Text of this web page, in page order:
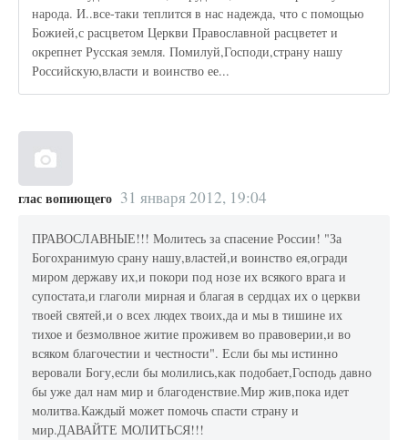
народа. И..все-таки теплится в нас надежда, что с помощью
Божией,с расцветом Церкви Православной расцветет и
окрепнет Русская земля. Помилуй,Господи,страну нашу
Российскую,власти и воинство ее...
глас вопиющего 31 января 2012, 19:04
ПРАВОСЛАВНЫЕ!!! Молитесь за спасение России! "За
Богохранимую срану нашу,властей,и воинство ея,огради
миром державу их,и покори под нозе их всякого врага и
супостата,и глаголи мирная и благая в сердцах их о церкви
твоей святей,и о всех людех твоих,да и мы в тишине их
тихое и безмолвное житие проживем во правоверии,и во
всяком благочестии и честности". Если бы мы истинно
веровали Богу,если бы молились,как подобает,Господь давно
бы уже дал нам мир и благоденствие.Мир жив,пока идет
молитва.Каждый может помочь спасти страну и
мир.ДАВАЙТЕ МОЛИТЬСЯ!!!